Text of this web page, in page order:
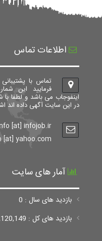
اطلاعات تماس
تماس با
فرمایید این
اینفوجاب می باشد و لطفا با
در این سایت آگهی داده اند
[at] infojob.ir
[at] yahoo.com
آمار های سایت
بازدید های سال : 0
بازدید های کل : 11,120,149